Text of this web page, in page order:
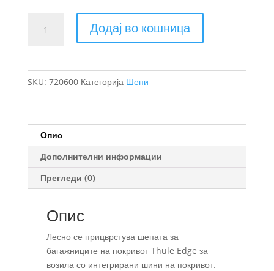
Edge
720600
количина
Додај во кошница
SKU: 720600 Категорија Шепи
Опис
Дополнителни информации
Прегледи (0)
Опис
Лесно се прицврстува шепата за
багажниците на покривот Thule Edge за
возила со интегрирани шини на покривот.